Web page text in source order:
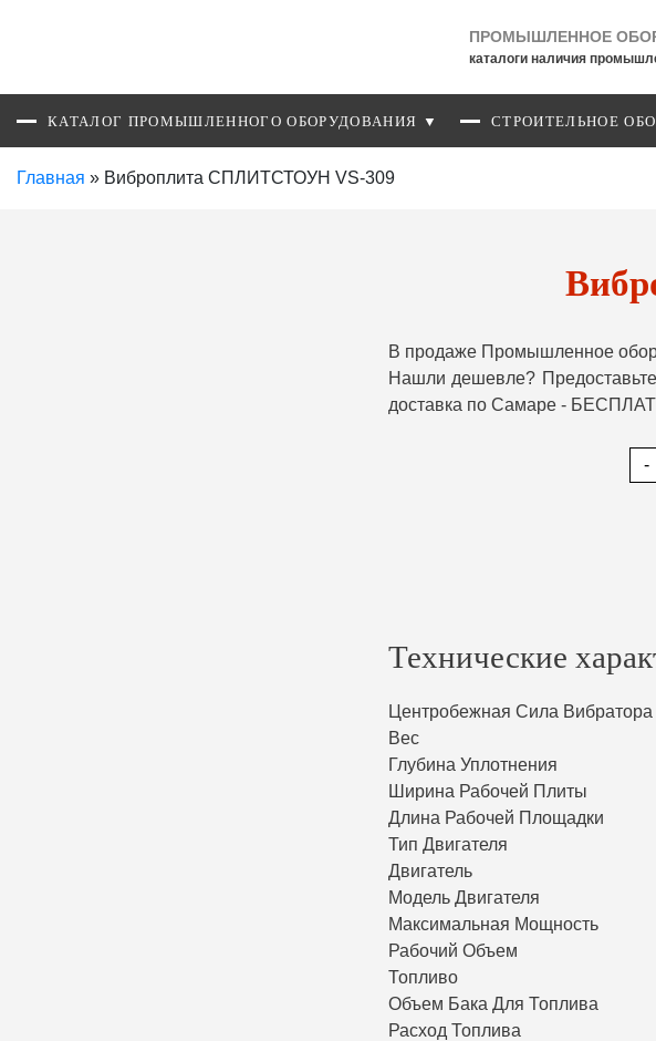
ПРОМЫШЛЕННОЕ
каталоги наличия
КАТАЛОГ ПРОМЫШЛЕННОГО ОБОРУДОВАНИЯ ▼ СТРОИТЕЛЬНОЕ
Главная » Виброплита СПЛИТСТОУН VS-309
В продаже Промышленное
Нашли дешевле?
доставка по Самаре -
-
Технические
Центробежная Сила Вибратора
Вес
Глубина Уплотнения
Ширина Рабочей Плиты
Длина Рабочей Площадки
Тип Двигателя
Двигатель
Модель Двигателя
Максимальная Мощность
Рабочий Объем
Топливо
Объем Бака Для Топлива
Расход Топлива